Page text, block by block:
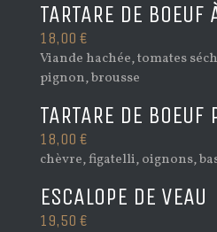
TARTARE DE BOEUF
18,00 €
Viande hachée, tomates
pignon, brousse
TARTARE DE BOEUF
18,00 €
chèvre, figatelli, oignons,
ESCALOPE DE VEAU
19,50 €